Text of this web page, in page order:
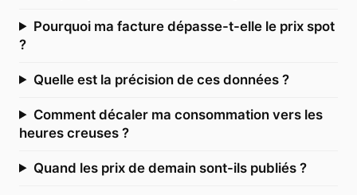
Pourquoi ma facture dépasse-t-elle le prix spot
?
Quelle est la précision de ces données ?
Comment décaler ma consommation vers les
heures creuses ?
Quand les prix de demain sont-ils publiés ?